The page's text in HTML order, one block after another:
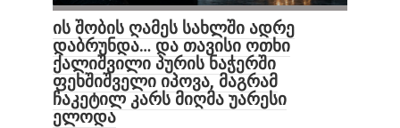
ის შობის ღამეს სახლში ადრე
დაბრუნდა… და თავისი ოთხი
ქალიშვილი პურის ნაჭერში
ფეხშიშველი იპოვა, მაგრამ
ჩაკეტილ კარს მიღმა უარესი
ელოდა